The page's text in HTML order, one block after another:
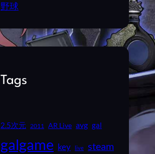
野球
Tags
2.5次元 2011 AR Live avg gal
galgame key live steam